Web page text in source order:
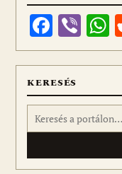
KERESÉS
Keresés: